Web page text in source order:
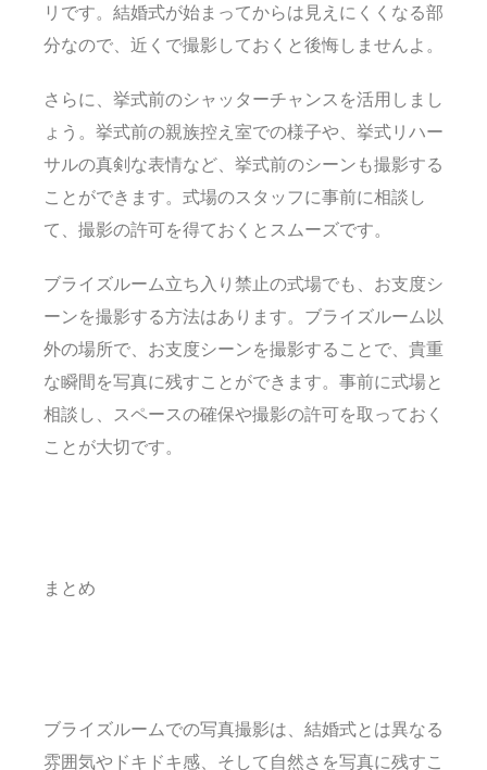
リです。結婚式が始まってからは見えにくくなる部
分なので、近くで撮影しておくと後悔しませんよ。
さらに、挙式前のシャッターチャンスを活用しまし
ょう。挙式前の親族控え室での様子や、挙式リハー
サルの真剣な表情など、挙式前のシーンも撮影する
ことができます。式場のスタッフに事前に相談し
て、撮影の許可を得ておくとスムーズです。
ブライズルーム立ち入り禁止の式場でも、お支度シ
ーンを撮影する方法はあります。ブライズルーム以
外の場所で、お支度シーンを撮影することで、貴重
な瞬間を写真に残すことができます。事前に式場と
相談し、スペースの確保や撮影の許可を取っておく
ことが大切です。
まとめ
ブライズルームでの写真撮影は、結婚式とは異なる
雰囲気やドキドキ感、そして自然さを写真に残すこ